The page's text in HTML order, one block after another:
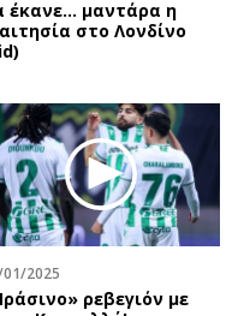
έκανε… μαντάρα η
στο Λονδίνο
2025
ρεβεγιόν με